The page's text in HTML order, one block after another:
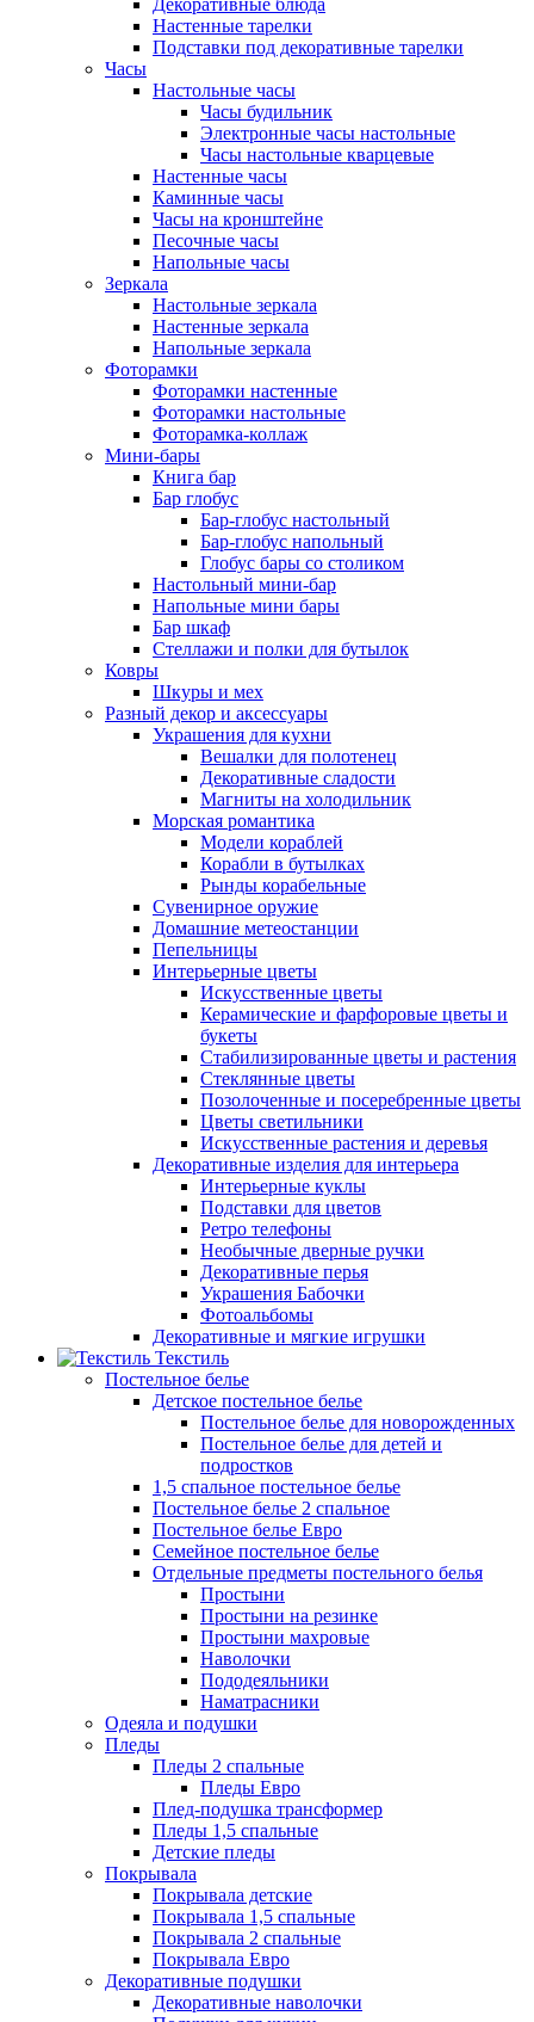
Декоративные блюда
Настенные тарелки
Подставки под декоративные тарелки
Часы
Настольные часы
Часы будильник
Электронные часы настольные
Часы настольные кварцевые
Настенные часы
Каминные часы
Часы на кронштейне
Песочные часы
Напольные часы
Зеркала
Настольные зеркала
Настенные зеркала
Напольные зеркала
Фоторамки
Фоторамки настенные
Фоторамки настольные
Фоторамка-коллаж
Мини-бары
Книга бар
Бар глобус
Бар-глобус настольный
Бар-глобус напольный
Глобус бары со столиком
Настольный мини-бар
Напольные мини бары
Бар шкаф
Стеллажи и полки для бутылок
Ковры
Шкуры и мех
Разный декор и аксессуары
Украшения для кухни
Вешалки для полотенец
Декоративные сладости
Магниты на холодильник
Морская романтика
Модели кораблей
Корабли в бутылках
Рынды корабельные
Сувенирное оружие
Домашние метеостанции
Пепельницы
Интерьерные цветы
Искусственные цветы
Керамические и фарфоровые цветы и
букеты
Стабилизированные цветы и растения
Стеклянные цветы
Позолоченные и посеребренные цветы
Цветы светильники
Искусственные растения и деревья
Декоративные изделия для интерьера
Интерьерные куклы
Подставки для цветов
Ретро телефоны
Необычные дверные ручки
Декоративные перья
Украшения Бабочки
Фотоальбомы
Декоративные и мягкие игрушки
Текстиль
Постельное белье
Детское постельное белье
Постельное белье для новорожденных
Постельное белье для детей и
подростков
1,5 спальное постельное белье
Постельное белье 2 спальное
Постельное белье Евро
Семейное постельное белье
Отдельные предметы постельного белья
Простыни
Простыни на резинке
Простыни махровые
Наволочки
Пододеяльники
Наматрасники
Одеяла и подушки
Пледы
Пледы 2 спальные
Пледы Евро
Плед-подушка трансформер
Пледы 1,5 спальные
Детские пледы
Покрывала
Покрывала детские
Покрывала 1,5 спальные
Покрывала 2 спальные
Покрывала Евро
Декоративные подушки
Декоративные наволочки